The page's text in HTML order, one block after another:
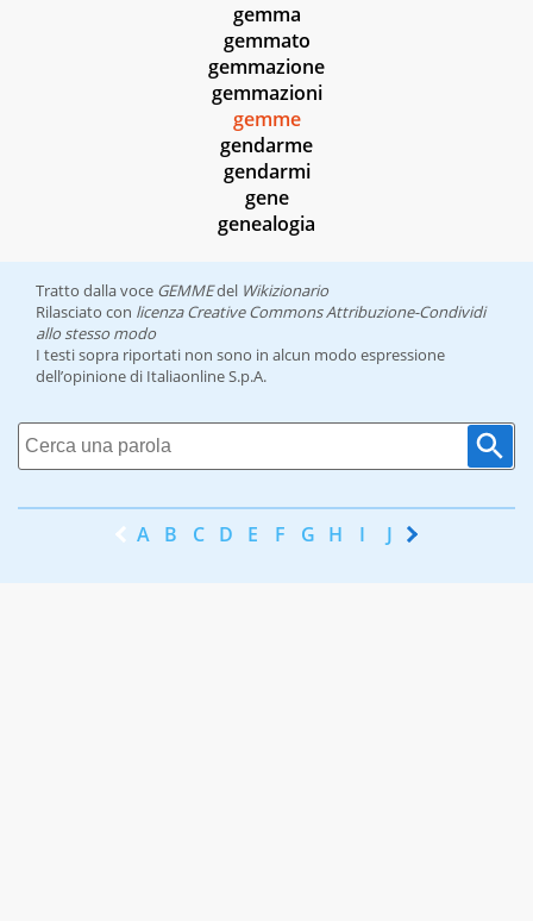
gemma
gemmato
gemmazione
gemmazioni
gemme
gendarme
gendarmi
gene
genealogia
Tratto dalla voce GEMMEdel Wikizionario
Rilasciato con licenza Creative Commons Attribuzione-Condividi
allo stesso modo
I testi sopra riportati non sono in alcun modo espressione
dell’opinione di Italiaonline S.p.A.
A B C D E F G H I J K